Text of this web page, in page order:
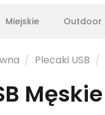
Miejskie Outdoor
Plecaki USB
Męskie